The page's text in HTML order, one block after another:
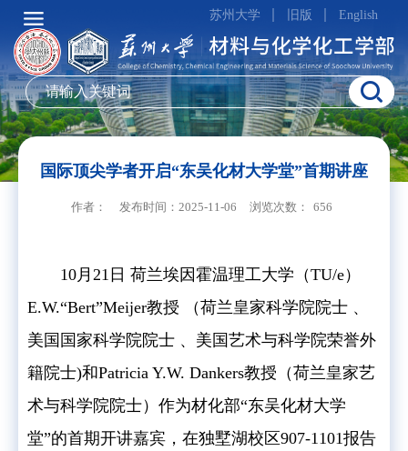
苏州大学 旧版 English
国际顶尖学者开启“东吴化材大学堂”首期讲座
作者： 发布时间：2025-11-06 浏览次数： 656
10月21日 荷兰埃因霍温理工大学（TU/e）
E.W.“Bert”Meijer教授 （荷兰皇家科学院院士 、
美国国家科学院院士 、美国艺术与科学院荣誉外
籍院士)和Patricia Y.W. Dankers教授（荷兰皇家艺
术与科学院院士）作为材化部“东吴化材大学
堂”的首期开讲嘉宾，在独墅湖校区907-1101报告